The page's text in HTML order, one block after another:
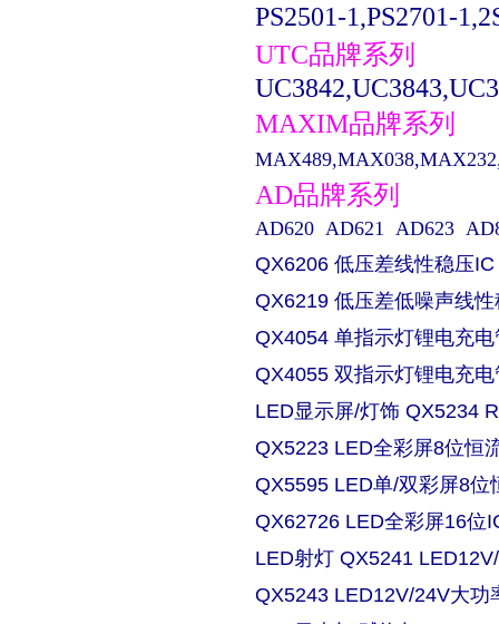
PS2501-1,PS2701-
UTC品牌系列
MAXIM品牌系列
AD品牌系列
AD620 AD621 AD623
QX6206 低压差线性稳压IC
QX6219 低压差低噪声线
QX4054 单指示灯锂电充
QX4055 双指示灯锂电充
LED显示屏/灯饰 QX5234
QX5223 LED全彩屏8位恒
QX5595 LED单/双彩屏8位
QX62726 LED全彩屏16位
LED射灯 QX5241
QX5243 LED12V/24V大